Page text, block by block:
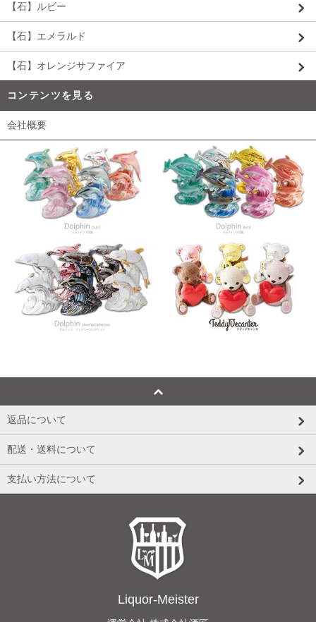
【石】ルビー
【石】エメラルド
【石】オレンジサファイア
コンテンツを見る
会社概要
返品について
配送・送料について
支払い方法について
Liquor-Meister